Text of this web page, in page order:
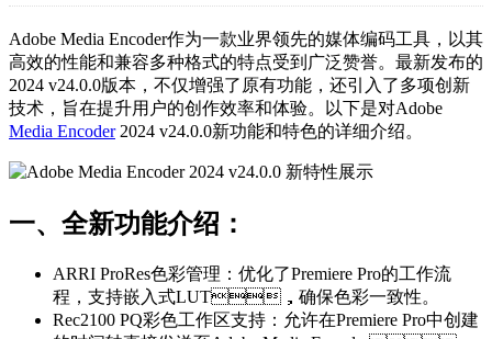
Adobe Media Encoder作为一款业界领先的媒体编码工具，以其
高效的性能和兼容多种格式的特点受到广泛赞誉。最新发布的
2024 v24.0.0版本，不仅增强了原有功能，还引入了多项创新
技术，旨在提升用户的创作效率和体验。以下是对Adobe
Media Encoder2024 v24.0.0新功能和特色的详细介绍。
一、全新功能介绍：
ARRI ProRes色彩管理：优化了Premiere Pro的工作流
程，支持嵌入式LUT，确保色彩一致性。
Rec2100 PQ彩色工作区支持：允许在Premiere Pro中创建